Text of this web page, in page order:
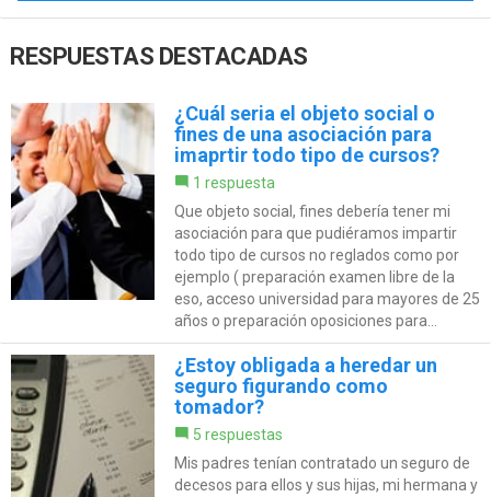
RESPUESTAS DESTACADAS
¿Cuál seria el objeto social o
fines de una asociación para
imaprtir todo tipo de cursos?
1 respuesta
Que objeto social, fines debería tener mi
asociación para que pudiéramos impartir
todo tipo de cursos no reglados como por
ejemplo ( preparación examen libre de la
eso, acceso universidad para mayores de 25
años o preparación oposiciones para...
¿Estoy obligada a heredar un
seguro figurando como
tomador?
5 respuestas
Mis padres tenían contratado un seguro de
decesos para ellos y sus hijas, mi hermana y